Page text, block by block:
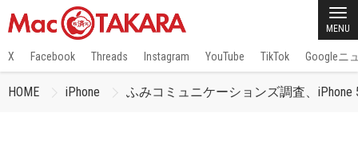
MENU
X Facebook Threads Instagram YouTube TikTok Googleニ
HOME iPhone ふみコミュニケーションズ調査、